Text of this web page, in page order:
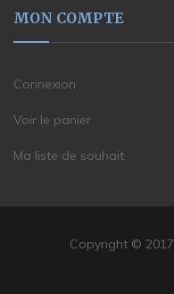
MON COMPTE
Connexion
Voir le panier
Ma liste de souhait
Copyright ©